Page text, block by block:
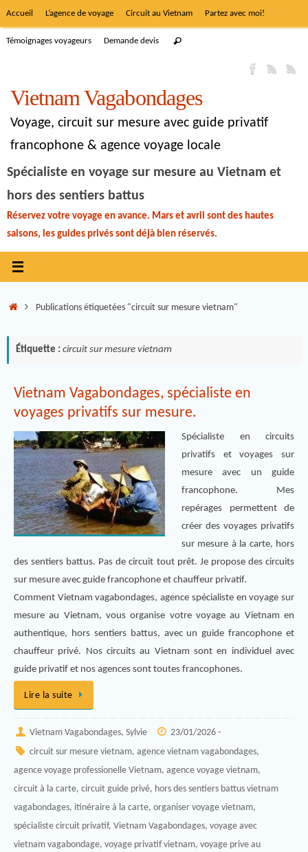
Accueil L’agence de voyage Circuit au Vietnam Partez avec moi!
Témoignages voyageurs Demande devis
Vietnam Vagabondages
Voyage, circuit sur mesure avec guide privatif
francophone & agence voyage locale
Spécialiste en voyage sur mesure au Vietnam et
hors des sentiers battus
Réservez votre voyage en avance. Mars et avril sont des hautes
saisons, les guides privés sont déjà bien réservés.
Publications étiquetées "circuit sur mesure vietnam"
Étiquette : circuit sur mesure vietnam
Vietnam Vagabondages, spécialiste en
voyages privatifs sur mesure.
Spécialiste en circuits
privatifs et voyages sur
mesure avec un guide
francophone. Mes
repérages permettent de
créer des voyages privatifs
sur mesure à la carte, hors
des sentiers battus. Pas de circuit tout prêt. Je propose des circuits
sur mesure avec guide francophone et chauffeur privatif.
Comment Vietnam vagabondages, agence spécialiste en voyage sur
mesure au Vietnam, vous organise votre voyage au Vietnam en
authentique, hors sentiers battus, avec un guide francophone et
chauffeur privé. Nos circuits au Vietnam sont en individuel avec
guide privatif et nos agences sont toutes francophones.
Lire la suite
Vietnam Vagabondages, Sylvie 23/01/2026 -
circuit sur mesure vietnam, agence vietnam vagabondages,
agence voyage professionelle Vietnam, agence voyage vietnam,
circuit à la carte, circuit guide privé, hors des sentiers battus vietnam
vagabondages, itinéraire à la carte, organiser voyage vietnam,
spécialiste circuit privatif, Vietnam Vagabondages, voyage avec
vietnam vagabondage, voyage privatif vietnam, voyage prive au